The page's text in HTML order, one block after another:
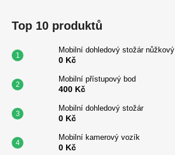
Top 10 produktů
Mobilní dohledový stožár nůžkový
0 Kč
Mobilní přístupový bod
400 Kč
Mobilní dohledový stožár
0 Kč
Mobilní kamerový vozík
0 Kč